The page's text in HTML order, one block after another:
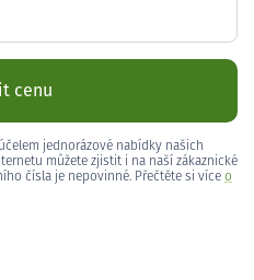
cenu
jednorázové nabídky našich
můžete zjistit i na naší zákaznické
čísla je nepovinné. Přečtěte si více o